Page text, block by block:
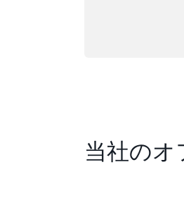
当社のオ